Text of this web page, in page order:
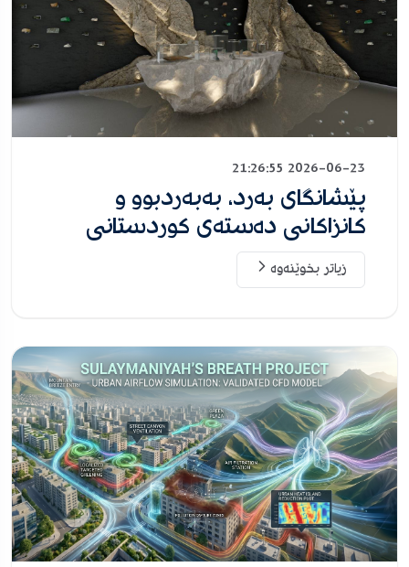
2026-06-23 21:26:55
پێشانگای بەرد، بەبەردبوو و
کانزاکانی دەستەی کوردستانی
زیاتر بخوێنەوە